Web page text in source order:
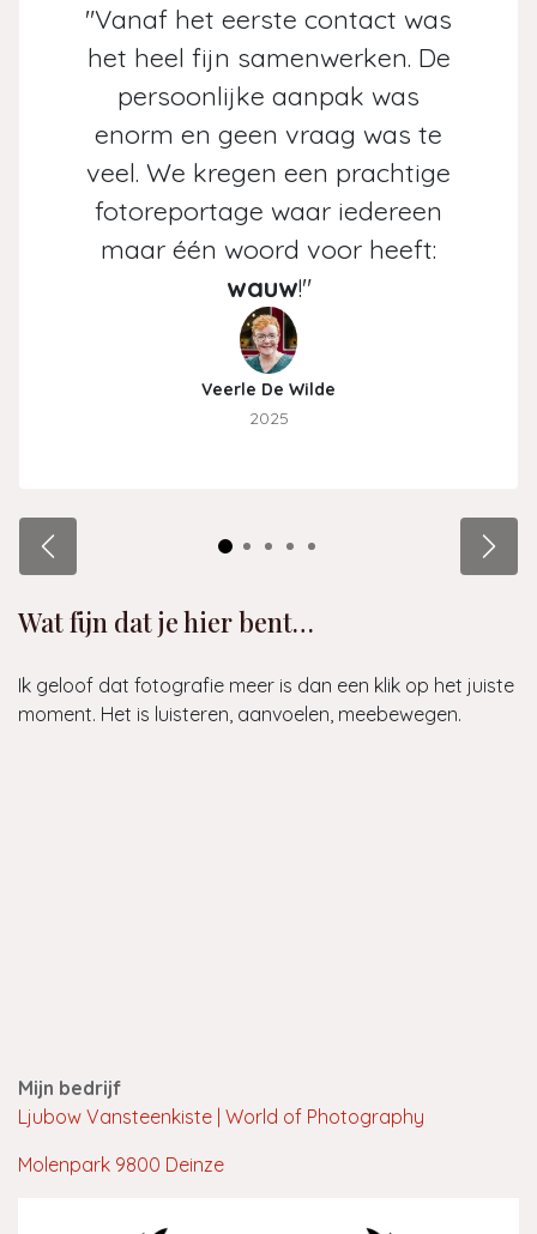
"Vanaf het eerste contact was
het heel fijn samenwerken. De
persoonlijke aanpak was
enorm en geen vraag was te
veel. We kregen een prachtige
fotoreportage waar iedereen
maar één woord voor heeft:
wauw!"
Veerle De Wilde
2025
Vorige
Wat fijn dat je hier bent…
Ik geloof dat fotografie meer is dan een klik op het juiste
moment. Het is luisteren, aanvoelen, meebewegen.
Mijn bedrijf
Ljubow Vansteenkiste | World of Photography
Molenpark 9800 Deinze